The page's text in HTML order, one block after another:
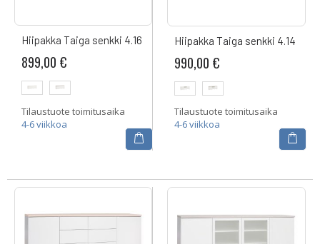
Hiipakka Taiga senkki 4.16
899,00 €
Tilaustuote toimitusaika
4-6 viikkoa
Hiipakka Taiga senkki 4.14
990,00 €
Tilaustuote toimitusaika
4-6 viikkoa